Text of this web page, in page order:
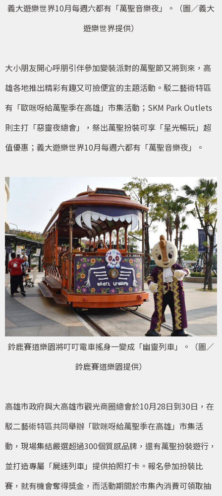
義大遊樂世界10月每週六都有「萬聖音樂夜」。（圖／義大
遊樂世界提供）
大小朋友開心呼朋引伴參加變裝派對的萬聖節又將到來，高
雄各地推出精彩有趣又可撿便宜的主題活動。駁二藝術特區
有「歐咪呀給萬聖季在高雄」市集活動；SKM Park Outlets
則主打「惡靈夜總會」，祭出萬聖扮裝可享「星光暢玩」超
值優惠；義大遊樂世界10月每週六都有「萬聖音樂夜」。
鈴鹿賽道樂園將叮叮電車搖身一變成「幽靈列車」。（圖／
鈴鹿賽道樂園提供）
高雄市政府與大高雄市觀光商圈總會於10月28日到30日，在
駁二藝術特區共同舉辦「歐咪呀給萬聖季在高雄」市集活
動，現場集結嚴選超過300個質感品牌，還有萬聖扮裝遊行，
並打造專屬「屍速列車」提供拍照打卡。報名參加扮裝比
賽，就有機會奪得獎金，而活動期間於市集內消費可領取抽